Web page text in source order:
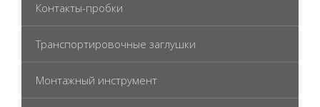
Контакты-пробки
Транспортировочные заглушки
Монтажный инструмент